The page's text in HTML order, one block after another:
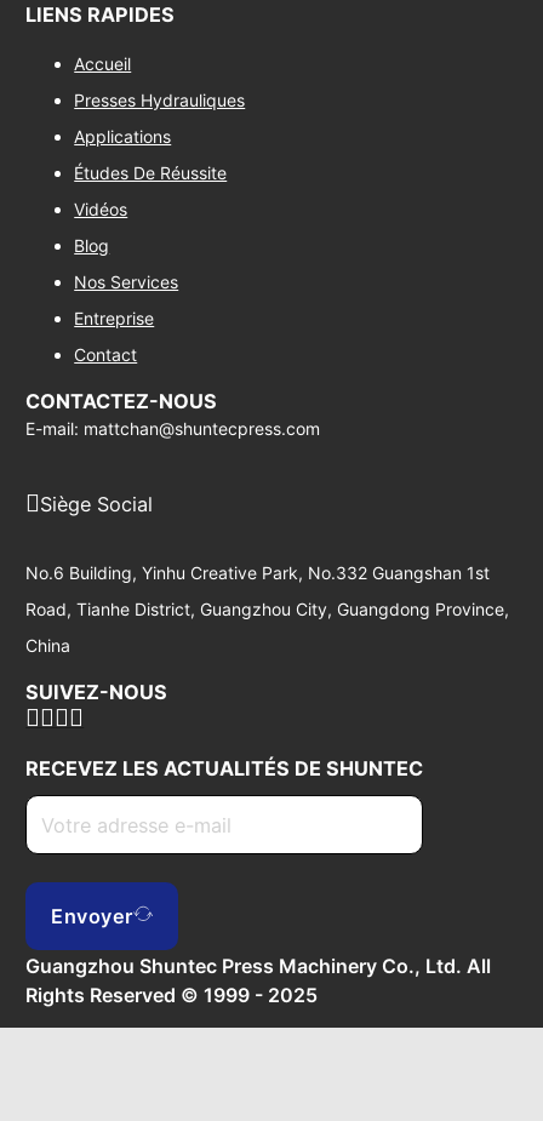
LIENS RAPIDES
Accueil
Presses Hydrauliques
Applications
Études De Réussite
Vidéos
Blog
Nos Services
Entreprise
Contact
CONTACTEZ-NOUS
E-mail: mattchan@shuntecpress.com
Siège Social
No.6 Building, Yinhu Creative Park, No.332 Guangshan 1st
Road, Tianhe District, Guangzhou City, Guangdong Province,
China
SUIVEZ-NOUS
RECEVEZ LES ACTUALITÉS DE SHUNTEC
Envoyer
Guangzhou Shuntec Press Machinery Co., Ltd. All
Rights Reserved © 1999 - 2025